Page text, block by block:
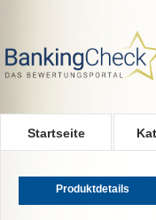
Startseite
Produktdetails